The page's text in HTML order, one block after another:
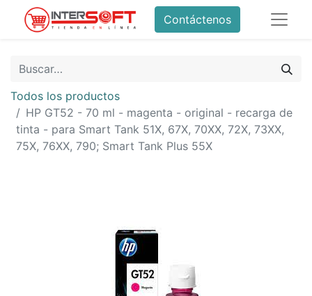
Contáctenos
Todos los productos
HP GT52 - 70 ml - magenta - original - recarga de
tinta - para Smart Tank 51X, 67X, 70XX, 72X, 73XX,
75X, 76XX, 790; Smart Tank Plus 55X